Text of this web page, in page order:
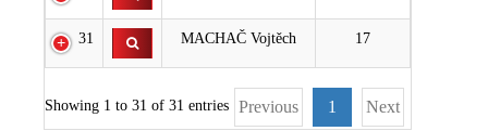
31 MACHAČ Vojtěch 17
Showing 1 to 31 of 31 entries Previous 1 Next